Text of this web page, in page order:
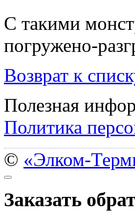
С такими
погружено-
Возврат к
Полезная
Политика
© «Элком-
Заказать